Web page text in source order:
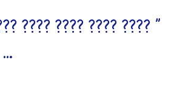
???? ???? ???? ”